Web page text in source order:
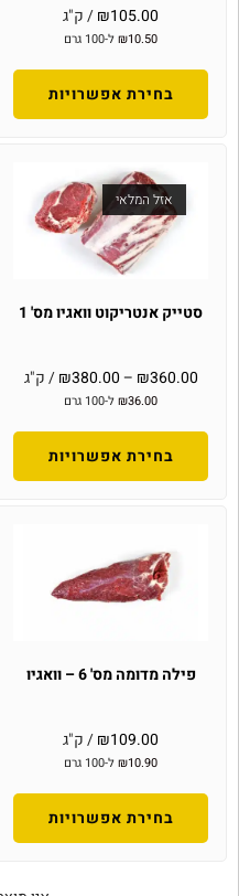
₪105.00 / ק"ג
₪10.50 ל-100 גרם
בחירת אפשרויות
אזל המלאי
סטייק אנטריקוט וואגיו מס' 1
₪360.00
–
₪380.00 / ק"ג
₪36.00 ל-100 גרם
בחירת אפשרויות
פילה מדומה מס' 6 – וואגיו
₪109.00 / ק"ג
₪10.90 ל-100 גרם
בחירת אפשרויות